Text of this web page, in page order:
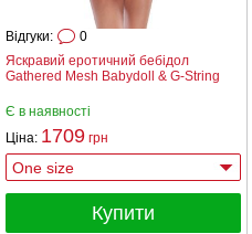
Яскравий еротичний бебідол
Gathered Mesh Babydoll & G-String
Відгуки: 0
Є в наявності
Ціна: 1709 грн
Купити